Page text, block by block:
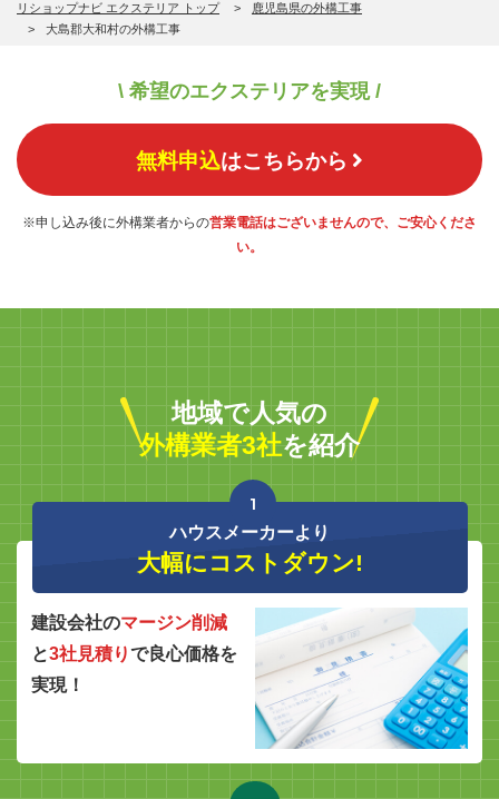
リショップナビ エクステリア トップ
鹿児島県の外構工事
大島郡大和村の外構工事
\ 希望のエクステリアを実現 /
無料申込はこちらから
※申し込み後に外構業者からの営業電話はございませんので、ご安心くださ
い。
地域で人気の
外構業者3社を紹介
1
ハウスメーカーより
大幅にコストダウン!
建設会社のマージン削減
と3社見積りで良心価格を
実現！